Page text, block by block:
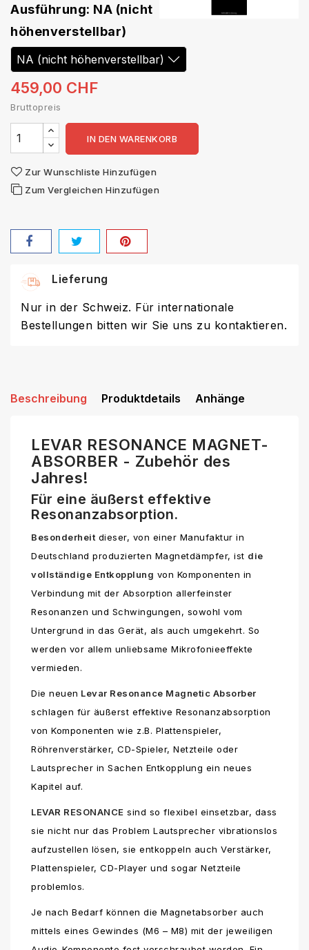
Ausführung: NA (nicht
höhenverstellbar)
459,00 CHF
Bruttopreis
IN DEN WARENKORB
Zur Wunschliste Hinzufügen
Zum Vergleichen Hinzufügen
Lieferung
Nur in der Schweiz. Für internationale
Bestellungen bitten wir Sie uns zu kontaktieren.
Beschreibung Produktdetails Anhänge
LEVAR RESONANCE MAGNET-
ABSORBER - Zubehör des
Jahres!
Für eine äußerst effektive
Resonanzabsorption.
Besonderheit dieser, von einer Manufaktur in
Deutschland produzierten Magnetdämpfer, ist die
vollständige Entkopplung von Komponenten in
Verbindung mit der Absorption allerfeinster
Resonanzen und Schwingungen, sowohl vom
Untergrund in das Gerät, als auch umgekehrt. So
werden vor allem unliebsame Mikrofonieeffekte
vermieden.
Die neuen Levar Resonance Magnetic Absorber
schlagen für äußerst effektive Resonanzabsorption
von Komponenten wie z.B. Plattenspieler,
Röhrenverstärker, CD-Spieler, Netzteile oder
Lautsprecher in Sachen Entkopplung ein neues
Kapitel auf.
LEVAR RESONANCE sind so flexibel einsetzbar, dass
sie nicht nur das Problem Lautsprecher vibrationslos
aufzustellen lösen, sie entkoppeln auch Verstärker,
Plattenspieler, CD-Player und sogar Netzteile
problemlos.
Je nach Bedarf können die Magnetabsorber auch
mittels eines Gewindes (M6 – M8) mit der jeweiligen